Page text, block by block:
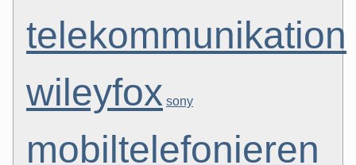
telekommunikation
wileyfox sony
mobiltelefonieren